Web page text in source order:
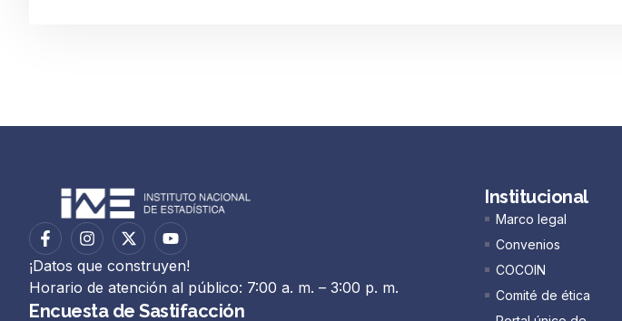
¡Datos que construyen!
Horario de atención al público: 7:00 a. m. – 3:00 p. m.
Encuesta de Sastifacción
Institucional
Marco legal
Convenios
COCOIN
Comité de ética